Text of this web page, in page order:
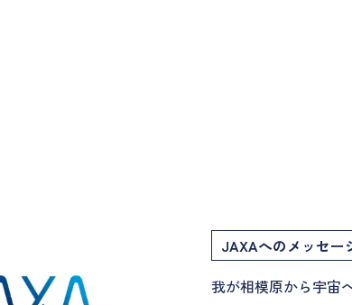
JAXAへのメッセー
我が相模原から宇宙